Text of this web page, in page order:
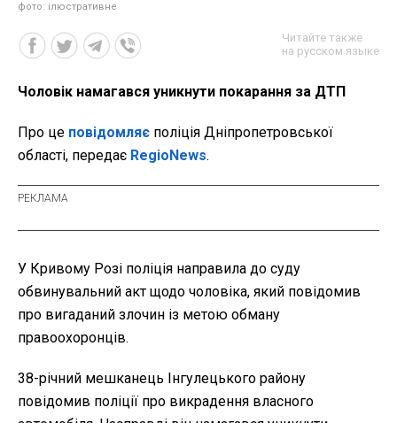
фото: ілюстративне
Читайте также
на русском языке
Чоловік намагався уникнути покарання за ДТП
Про це повідомляє поліція Дніпропетровської
області, передає RegioNews.
У Кривому Розі поліція направила до суду
обвинувальний акт щодо чоловіка, який повідомив
про вигаданий злочин із метою обману
правоохоронців.
38-річний мешканець Інгулецького району
повідомив поліції про викрадення власного